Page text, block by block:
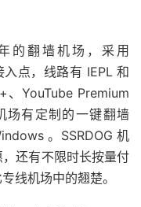
的翻墙机场，采用
点，线路有 IEPL 和
YouTube Premium
场有定制的一键翻墙
。SSRDOG 机
还有不限时长按量付
线机场中的翘楚。